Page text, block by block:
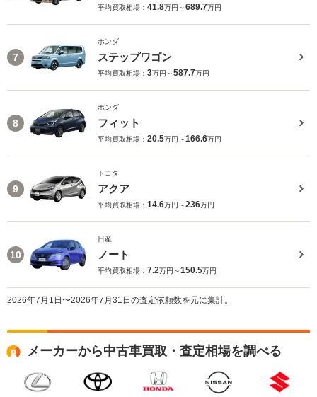
平均買取相場： 41.8万円～689.7万円
7
ホンダ
ステップワゴン
平均買取相場： 3万円～587.7万円
8
ホンダ
フィット
平均買取相場： 20.5万円～166.6万円
9
トヨタ
アクア
平均買取相場： 14.6万円～236万円
10
日産
ノート
平均買取相場： 7.2万円～150.5万円
2026年7月1日〜2026年7月31日の査定依頼数を元に集計。
メーカーから中古車買取・査定相場を調べる